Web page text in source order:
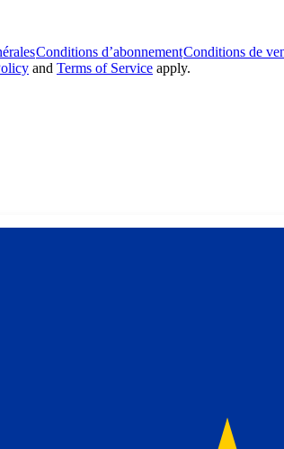
Conditions d’abonnementConditions de
and Terms of Service apply.